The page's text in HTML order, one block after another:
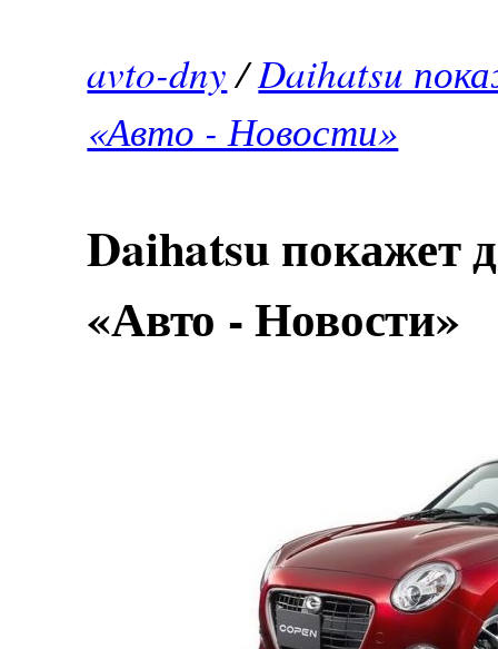
avto-dny/Daihatsu
«Авто - Новости»
Daihatsu покажет
«Авто - Новости»